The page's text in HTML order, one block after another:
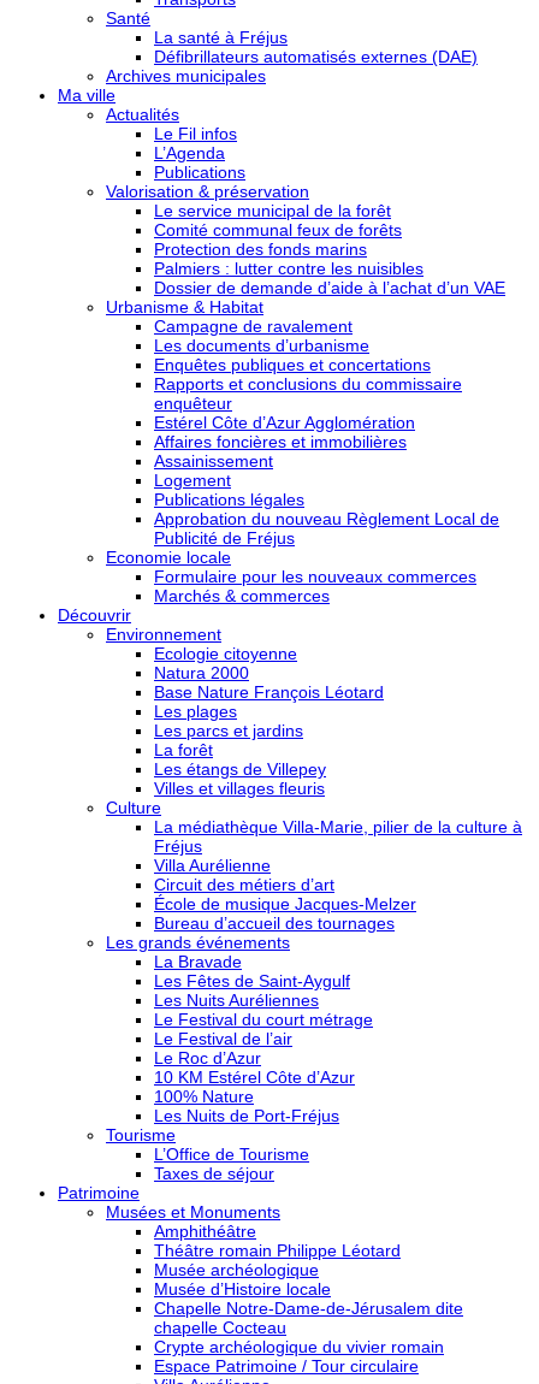
Santé
La santé à Fréjus
Défibrillateurs automatisés externes (DAE)
Archives municipales
Ma ville
Actualités
Le Fil infos
L’Agenda
Publications
Valorisation & préservation
Le service municipal de la forêt
Comité communal feux de forêts
Protection des fonds marins
Palmiers : lutter contre les nuisibles
Dossier de demande d’aide à l’achat d’un VAE
Urbanisme & Habitat
Campagne de ravalement
Les documents d’urbanisme
Enquêtes publiques et concertations
Rapports et conclusions du commissaire
enquêteur
Estérel Côte d’Azur Agglomération
Affaires foncières et immobilières
Assainissement
Logement
Publications légales
Approbation du nouveau Règlement Local de
Publicité de Fréjus
Economie locale
Formulaire pour les nouveaux commerces
Marchés & commerces
Découvrir
Environnement
Ecologie citoyenne
Natura 2000
Base Nature François Léotard
Les plages
Les parcs et jardins
La forêt
Les étangs de Villepey
Villes et villages fleuris
Culture
La médiathèque Villa-Marie, pilier de la culture à
Fréjus
Villa Aurélienne
Circuit des métiers d’art
École de musique Jacques-Melzer
Bureau d’accueil des tournages
Les grands événements
La Bravade
Les Fêtes de Saint-Aygulf
Les Nuits Auréliennes
Le Festival du court métrage
Le Festival de l’air
Le Roc d’Azur
10 KM Estérel Côte d’Azur
100% Nature
Les Nuits de Port-Fréjus
Tourisme
L’Office de Tourisme
Taxes de séjour
Patrimoine
Musées et Monuments
Amphithéâtre
Théâtre romain Philippe Léotard
Musée archéologique
Musée d’Histoire locale
Chapelle Notre-Dame-de-Jérusalem dite
chapelle Cocteau
Crypte archéologique du vivier romain
Espace Patrimoine / Tour circulaire